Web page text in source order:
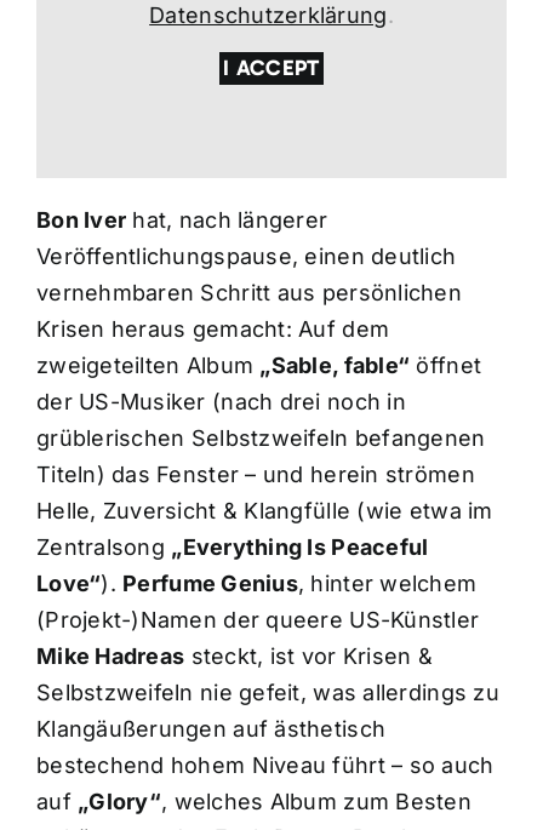
Datenschutzerklärung.
I ACCEPT
Bon Iver hat, nach längerer
Veröffentlichungspause, einen deutlich
vernehmbaren Schritt aus persönlichen
Krisen heraus gemacht: Auf dem
zweigeteilten Album „Sable, fable“ öffnet
der US-Musiker (nach drei noch in
grüblerischen Selbstzweifeln befangenen
Titeln) das Fenster – und herein strömen
Helle, Zuversicht & Klangfülle (wie etwa im
Zentralsong „Everything Is Peaceful
Love“). Perfume Genius, hinter welchem
(Projekt-)Namen der queere US-Künstler
Mike Hadreas steckt, ist vor Krisen &
Selbstzweifeln nie gefeit, was allerdings zu
Klangäußerungen auf ästhetisch
bestechend hohem Niveau führt – so auch
auf „Glory“, welches Album zum Besten